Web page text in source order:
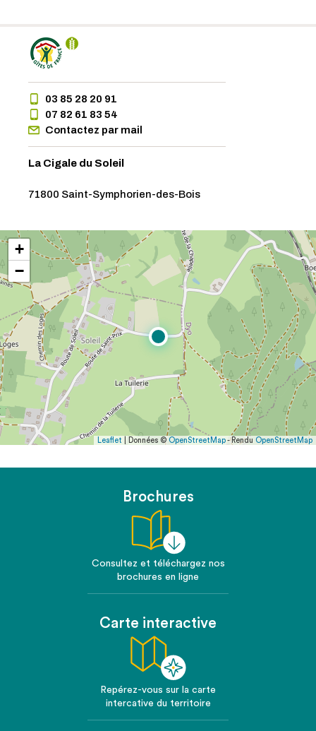
03 85 28 20 91
07 82 61 83 54
Contactez par mail
La Cigale du Soleil
71800 Saint-Symphorien-des-Bois
+
−
Leaflet | Données © OpenStreetMap- Rendu OpenStreetMap
Brochures
Consultez et téléchargez nos
brochures en ligne
Carte interactive
Repérez-vous sur la carte
intercative du territoire